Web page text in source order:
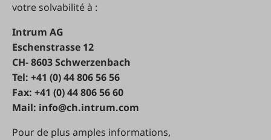
votre solvabilité à :
Intrum AG
Eschenstrasse 12
CH- 8603 Schwerzenbach
Tel: +41 (0) 44 806 56 56
Fax: +41 (0) 44 806 56 60
Mail: info@ch.intrum.com
Pour de plus amples informations,